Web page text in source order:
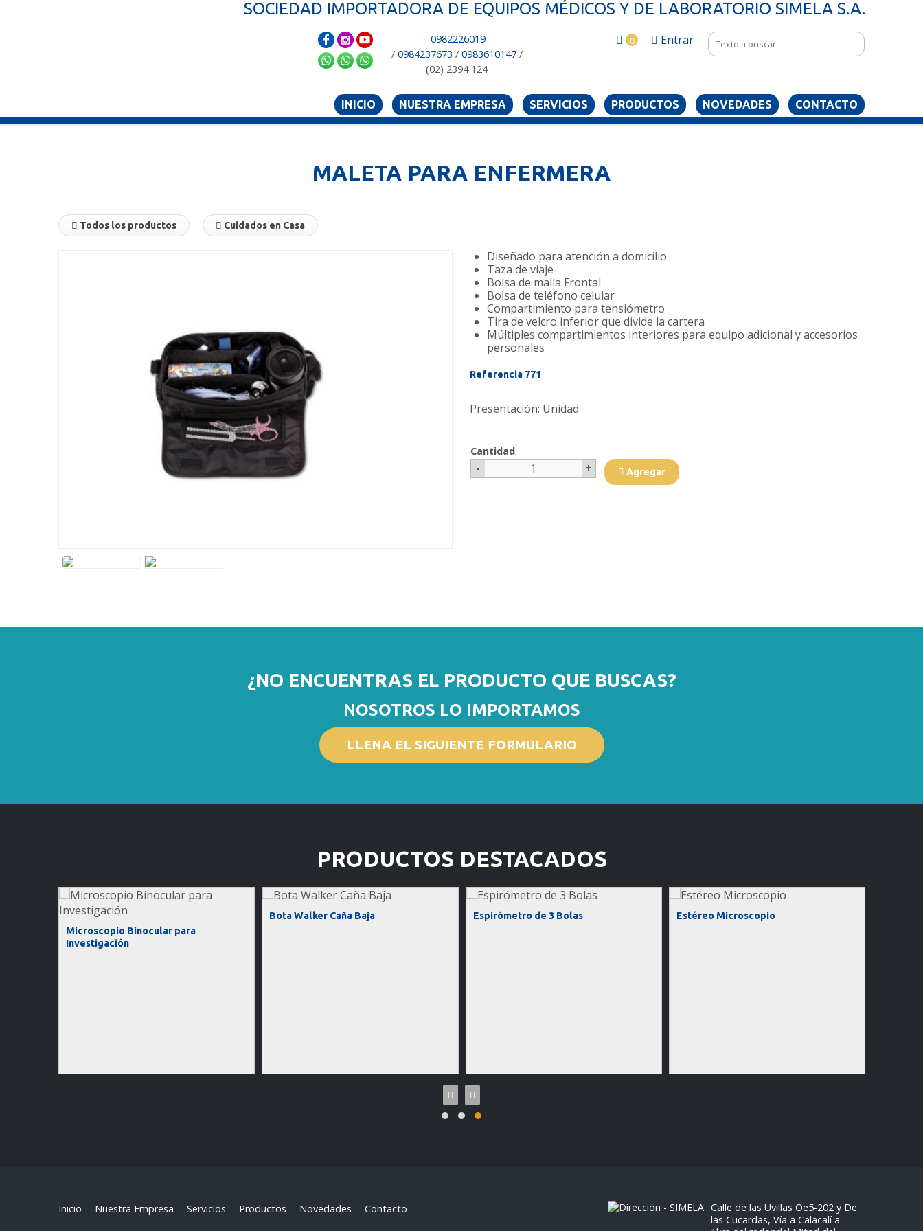
SOCIEDAD IMPORTADORA DE EQUIPOS MÉDICOS Y DE LABORATORIO SIMELA S.A.
0982226019
/ 0984237673 / 0983610147/
(02) 2394 124
0 Entrar
INICIO NUESTRA EMPRESA SERVICIOS PRODUCTOS NOVEDADES CONTACTO
MALETA PARA ENFERMERA
Todos los productos Cuidados en Casa
Diseñado para atención a domicilio
Taza de viaje
Bolsa de malla Frontal
Bolsa de teléfono celular
Compartimiento para tensiómetro
Tira de velcro inferior que divide la cartera
Múltiples compartimientos interiores para equipo adicional y accesorios
personales
Referencia 771
Presentación: Unidad
Cantidad
1 +
- Agregar
¿NO ENCUENTRAS EL PRODUCTO QUE BUSCAS?
NOSOTROS LO IMPORTAMOS
LLENA EL SIGUIENTE FORMULARIO
PRODUCTOS DESTACADOS
Microscopio Binocular para
Investigación
Bota Walker Caña Baja Espirómetro de 3 Bolas Estéreo Microscopio
Inicio Nuestra Empresa Servicios Productos Novedades Contacto
Calle de las Uvillas Oe5-202 y De
las Cucardas, Vía a Calacalí a